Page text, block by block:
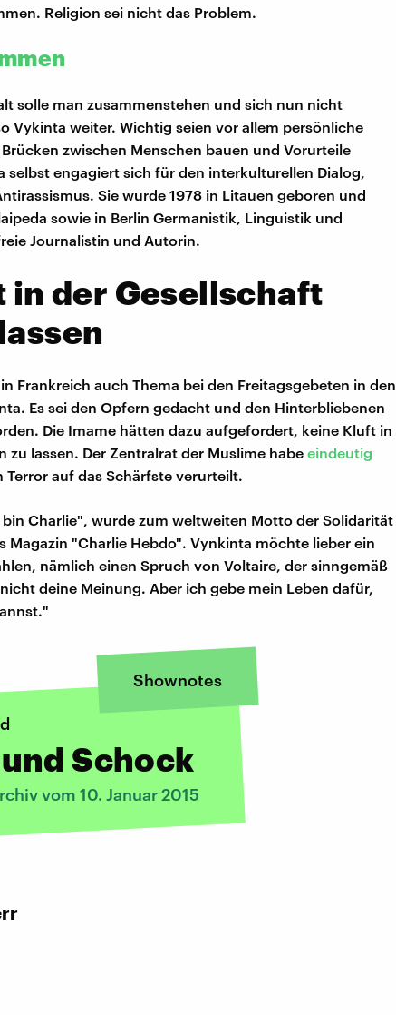
Religion sei nicht das Problem.
solle man zusammenstehen und sich nun nicht
Vykinta weiter. Wichtig seien vor allem persönliche
zwischen Menschen bauen und Vorurteile
selbst engagiert sich für den interkulturellen Dialog,
Sie wurde 1978 in Litauen geboren und
sowie in Berlin Germanistik, Linguistik und
Journalistin und Autorin.
in der Gesellschaft
Frankreich auch Thema bei den Freitagsgebeten in den
Es sei den Opfern gedacht und den Hinterbliebenen
Die Imame hätten dazu aufgefordert, keine Kluft in
zu lassen. Der Zentralrat der Muslime habe eindeutig
Terror auf das Schärfste verurteilt.
bin Charlie", wurde zum weltweiten Motto der Solidarität
Magazin "Charlie Hebdo". Vynkinta möchte lieber ein
nämlich einen Spruch von Voltaire, der sinngemäß
deine Meinung. Aber ich gebe mein Leben dafür,
Shownotes
Schock
vom 10. Januar 2015